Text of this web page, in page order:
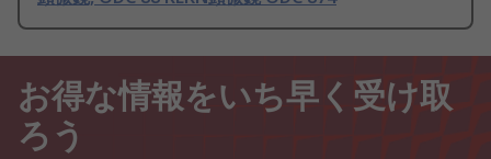
お得な情報をいち早く受け取
ろう